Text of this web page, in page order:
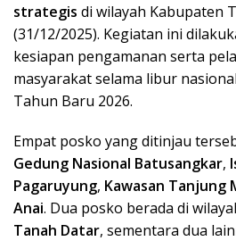
strategis di wilayah Kabupaten
(31/12/2025). Kegiatan ini
kesiapan pengamanan serta
masyarakat selama libur
Tahun Baru 2026.
Empat posko yang ditinjau
Gedung Nasional Batusangkar,
Pagaruyung, Kawasan Tanjung
Anai. Dua posko berada di
Tanah Datar, sementara dua